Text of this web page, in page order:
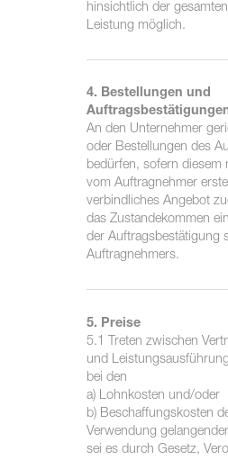
hinsichtlich der
Leistung möglich.
4. Bestellungen und
An den Unternehmer
oder Bestellungen des
bedürfen, sofern diesem
vom Auftragnehmer
verbindliches Angebot
das Zustandekommen
der Auftragsbestätigung
Auftragnehmers.
5. Preise
5.1 Treten zwischen
und
bei den
a) Lohnkosten und/oder
b) Beschaffungskosten
Verwendung
sei es durch Gesetz,